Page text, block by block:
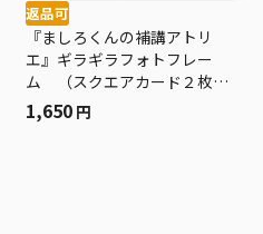
返品可
『ましろくんの補講アトリ
エ』ギラギラフォトフレー
ム （スクエアカード２枚付
き） ＢＦ２
1,650 円